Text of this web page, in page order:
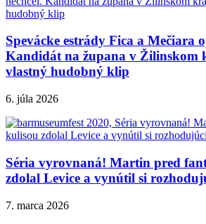
Spevácke estrády Fica a Mečiara
Kandidát na župana v Žilinskom
vlastný hudobný klip
6. júla 2026
Séria vyrovnaná! Martin pred
zdolal Levice a vynútil si
7. marca 2026